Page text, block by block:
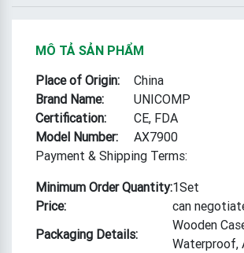
MÔ TẢ SẢN PHẨM
Place of Origin:
China
Brand Name:
UNICOMP
Certification:
CE, FDA
Model Number:
AX7900
Payment & Shipping Terms:
Minimum Order Quantity:1Set
Price:
can
Packaging Details:
Wooden
Waterproof,